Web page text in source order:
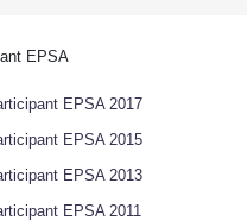
EPSA
EPSA 2017
EPSA 2015
EPSA 2013
EPSA 2011